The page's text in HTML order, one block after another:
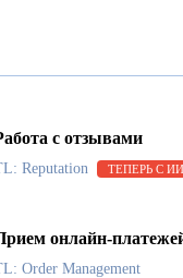
с отзывами
Reputation ТЕПЕРЬ С ИИ
онлайн-
Order Management